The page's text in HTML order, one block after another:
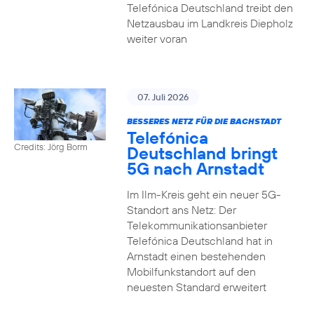
Telefónica Deutschland treibt den
Netzausbau im Landkreis Diepholz
weiter voran
Credits: Jörg Borm
07. Juli 2026
BESSERES NETZ FÜR DIE BACHSTADT
Telefónica
Deutschland bringt
5G nach Arnstadt
Im Ilm-Kreis geht ein neuer 5G-
Standort ans Netz: Der
Telekommunikationsanbieter
Telefónica Deutschland hat in
Arnstadt einen bestehenden
Mobilfunkstandort auf den
neuesten Standard erweitert